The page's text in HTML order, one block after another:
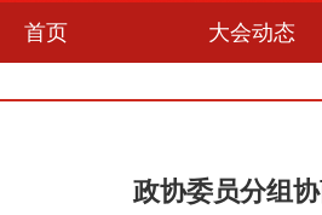
首页 大会动态
政协委员分组